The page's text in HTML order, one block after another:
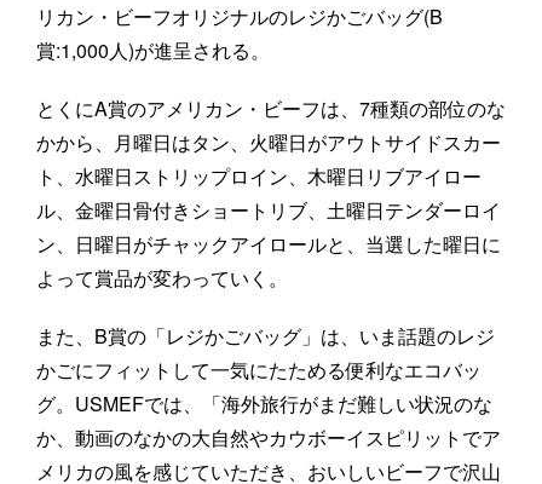
リカン・ビーフオリジナルのレジかごバッグ(B
賞:1,000人)が進呈される。
とくにA賞のアメリカン・ビーフは、7種類の部位のな
かから、月曜日はタン、火曜日がアウトサイドスカー
ト、水曜日ストリップロイン、木曜日リブアイロー
ル、金曜日骨付きショートリブ、土曜日テンダーロイ
ン、日曜日がチャックアイロールと、当選した曜日に
よって賞品が変わっていく。
また、B賞の「レジかごバッグ」は、いま話題のレジ
かごにフィットして一気にたためる便利なエコバッ
グ。USMEFでは、「海外旅行がまだ難しい状況のな
か、動画のなかの大自然やカウボーイスピリットでア
メリカの風を感じていただき、おいしいビーフで沢山